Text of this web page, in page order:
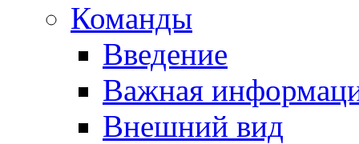
Команды
Введение
Важная
Внешний вид